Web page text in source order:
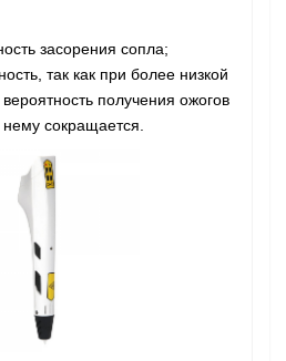
засорения сопла;
так как при более низкой
получения ожогов
сокращается.